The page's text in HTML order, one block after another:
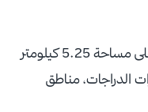
افتتحت الحديقة عام 1980، وتمتد على مساحة 5.25 كيلومتر
الدراجات، مناطق